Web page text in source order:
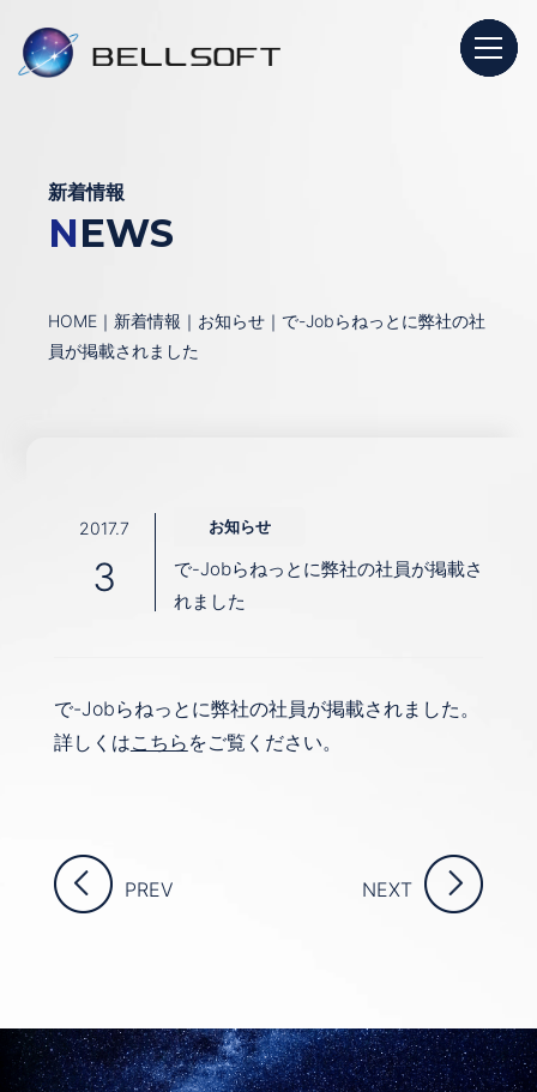
新着情報
NEWS
HOME ｜ 新着情報 ｜ お知らせ ｜ で-Jobらねっとに弊社の社
員が掲載されました
2017.7
3
お知らせ
で-Jobらねっとに弊社の社員が掲載さ
れました
で-Jobらねっとに弊社の社員が掲載されました。
詳しくはこちら をご覧ください。
PREV NEXT